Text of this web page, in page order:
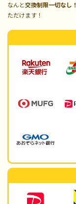
なんと交換制限一切なし！
ただけます！